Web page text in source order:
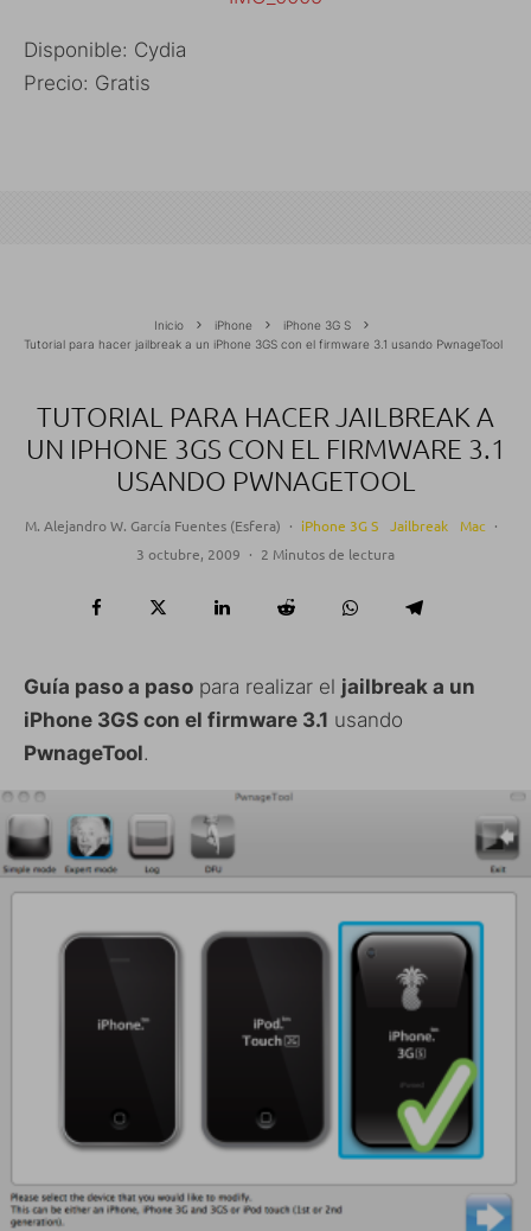
Disponible: Cydia
Precio: Gratis
Inicio iPhone
iPhone 3G S
Tutorial para hacer jailbreak a un iPhone 3GS con el firmware 3.1 usando PwnageTool
TUTORIAL PARA HACER JAILBREAK A
UN IPHONE 3GS CON EL FIRMWARE 3.1
USANDO PWNAGETOOL
M. Alejandro W. García Fuentes (Esfera) · iPhone 3G S Jailbreak Mac ·
3 octubre, 2009 · 2 Minutos de lectura
Guía paso a paso para realizar el jailbreak a un
iPhone 3GS con el firmware 3.1 usando
PwnageTool.